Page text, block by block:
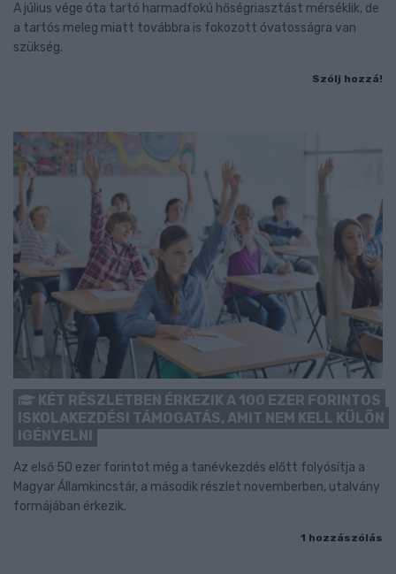
A július vége óta tartó harmadfokú hőségriasztást mérséklik, de
a tartós meleg miatt továbbra is fokozott óvatosságra van
szükség.
Szólj hozzá!
KÉT RÉSZLETBEN ÉRKEZIK A 100 EZER FORINTOS
ISKOLAKEZDÉSI TÁMOGATÁS, AMIT NEM KELL KÜLÖN
IGÉNYELNI
Az első 50 ezer forintot még a tanévkezdés előtt folyósítja a
Magyar Államkincstár, a második részlet novemberben, utalvány
formájában érkezik.
1 hozzászólás